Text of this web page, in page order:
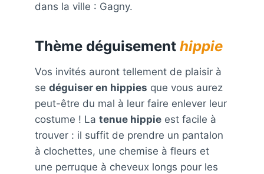
dans la ville : Gagny.
Thème déguisement hippie
Vos invités auront tellement de plaisir à
se déguiser en hippies que vous aurez
peut-être du mal à leur faire enlever leur
costume ! La tenue hippie est facile à
trouver : il suffit de prendre un pantalon
à clochettes, une chemise à fleurs et
une perruque à cheveux longs pour les